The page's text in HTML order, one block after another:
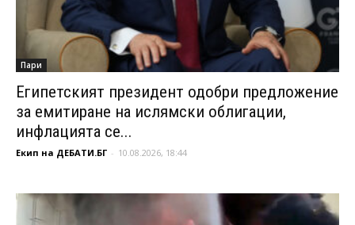
Пари
Египетският президент одобри предложение
за емитиране на ислямски облигации,
инфлацията се...
Екип на ДЕБАТИ.БГ - 10.08.2026, 18:44